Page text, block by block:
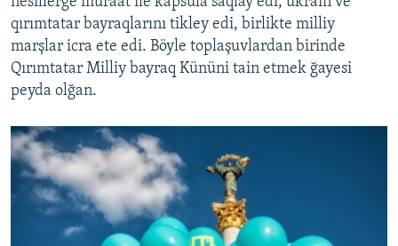
qırımtatar bayraqlarını tikley edi, birlikte milliy
marşlar icra ete edi. Böyle toplaşuvlardan birinde
Qırımtatar Milliy bayraq Kününi tain etmek ğayesi
peyda olğan.